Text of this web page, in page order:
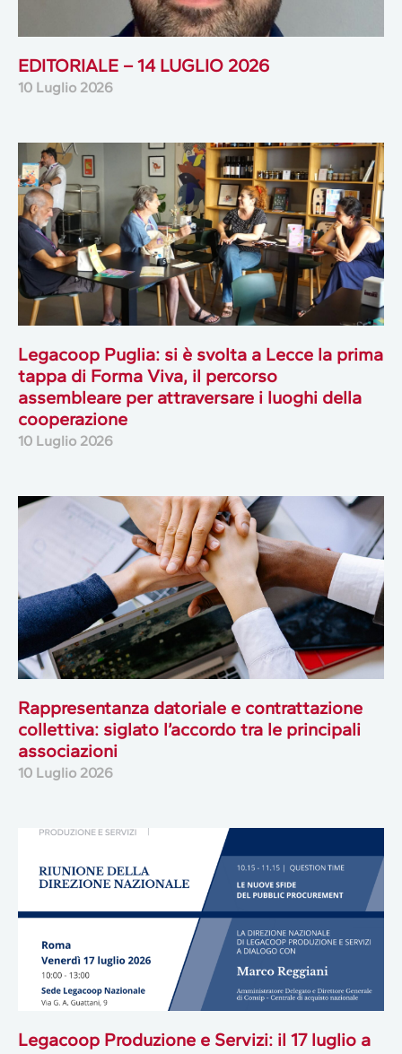
EDITORIALE – 14 LUGLIO 2026
10 Luglio 2026
Legacoop Puglia: si è svolta a Lecce la prima
tappa di Forma Viva, il percorso
assembleare per attraversare i luoghi della
cooperazione
10 Luglio 2026
Rappresentanza datoriale e contrattazione
collettiva: siglato l’accordo tra le principali
associazioni
10 Luglio 2026
Legacoop Produzione e Servizi: il 17 luglio a